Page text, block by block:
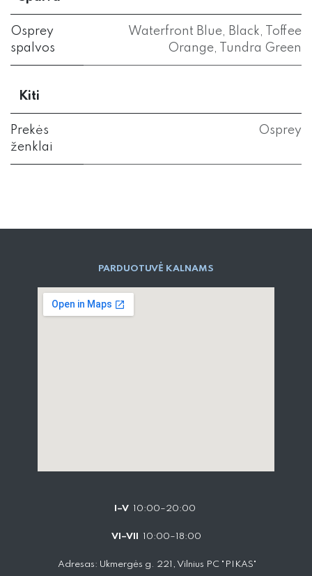
Osprey
spalvos
Waterfront Blue, Black,
Toffee
Orange, Tundra Green
Kiti
Prekės
ženklai
Osprey
PARD​UOTUVĖ​ KALNAMS
I–V 10:00–20:00
VI–VII 10:00–18:00
Adresas: Ukmergės g. 221, Vilnius PC "PIKAS"